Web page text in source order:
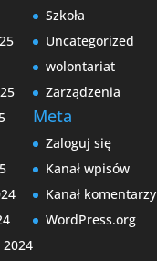
Szkoła
Uncategorized
wolontariat
Zarządzenia
Meta
Zaloguj się
Kanał wpisów
Kanał komentarzy
WordPress.org